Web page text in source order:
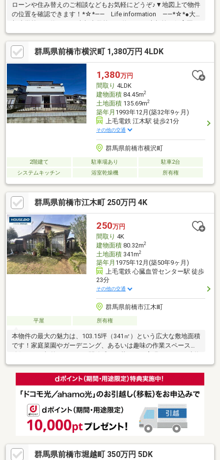
ローンや住み替えのご相談などもお気軽にどうぞ♪▼地図上で物件
の位置を確認できます！*☆*―― Life information ――*☆*●大
で約1.8ｋｍ●ベイシアまで約330ｍ●セブンイレブンまで約450ｍ●
マツモトキヨシまで約350ｍ*☆*―― おすすめＰＯＩＮＴ
――*☆*〇急勾配屋根のお洒落な外観♪〇1階シャッター付き物置
あり(^^)/〇サンルーム付きでお洗濯に便利！※登記簿上は2階建て
になっていますが、1階部分はシャッター付きの物置になっていま
す。※公共下水エリアですが、現在は浄化槽で対応しています。
群馬県前橋市横沢町 1,380万円 4LDK
1,380万円
間取り 4LDK
建物面積84.45m2
土地面積135.69m2
築年月 1993年12月(築32年9ヶ月)
上毛電鉄 江木駅 徒歩21分
その他の交通
群馬県前橋市横沢町
2階建て 駐車場あり
駐車2台
システムキッチン
浴室乾燥機 所有権
群馬県前橋市江木町 250万円 4K
250万円
間取り 4K
建物面積80.32m2
土地面積341m2
築年月 1975年12月(築50年9ヶ月)
上毛電鉄 心臓血管センター駅 徒歩
23分
その他の交通
群馬県前橋市江木町
平屋 所有権
本物件の最大の魅力は、103.15坪（341㎡）という広大な敷地面積
です！家庭菜園やガーデニング、あるいは趣味の作業スペースの
は1975年（昭和50年）築、間取りはシンプルな4Kの木造平屋建で
す。築年数は経過しておりますがその分、ご自身の好みに合わせ
たDIYやリノベーションのベース素材としていかがでしょうか？物
件は上毛電気鉄道心臓血管センター駅から徒歩23分（約1、
います。駐車場も完備されているため、車社会の群馬県において
安心のポイントといえます♪
群馬県前橋市堀越町 350万円 5DK